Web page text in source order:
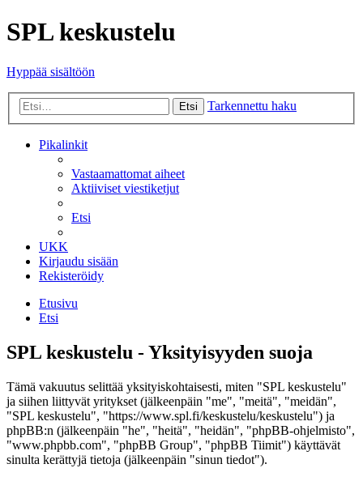
SPL keskustelu
Hyppää sisältöön
Etsi Tarkennettu haku
Pikalinkit
Vastaamattomat aiheet
Aktiiviset viestiketjut
Etsi
UKK
Kirjaudu sisään
Rekisteröidy
Etusivu
Etsi
SPL keskustelu - Yksityisyyden suoja
Tämä vakuutus selittää yksityiskohtaisesti, miten "SPL keskustelu"
ja siihen liittyvät yritykset (jälkeenpäin "me", "meitä", "meidän",
"SPL keskustelu", "https://www.spl.fi/keskustelu/keskustelu") ja
phpBB:n (jälkeenpäin "he", "heitä", "heidän", "phpBB-ohjelmisto",
"www.phpbb.com", "phpBB Group", "phpBB Tiimit") käyttävät
sinulta kerättyjä tietoja (jälkeenpäin "sinun tiedot").